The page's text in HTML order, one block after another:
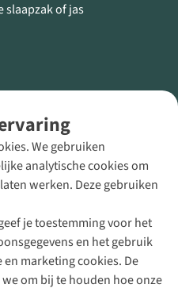
We gebruiken
analytische cookies om
werken. Deze gebruiken
je toestemming voor het
en het gebruik
marketing cookies. De
om bij te houden hoe onze
slaapzak of jas